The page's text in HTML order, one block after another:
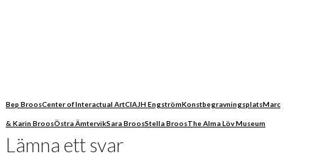
Bep BroosCenter of Interactual ArtCIAJH EngströmKonstbegravningsplatsMarc
& Karin BroosÖstra ÄmtervikSara BroosStella BroosThe Alma Löv Museum
Lämna ett svar